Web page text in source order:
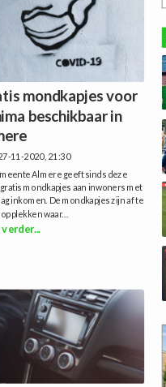
mondkapjes voor
beschikbaar in
11-2020, 21:30
Almere geeft sinds deze
mondkapjes aan inwoners met
inkomen. De mondkapjes zijn af te
plekken waar...
verder...